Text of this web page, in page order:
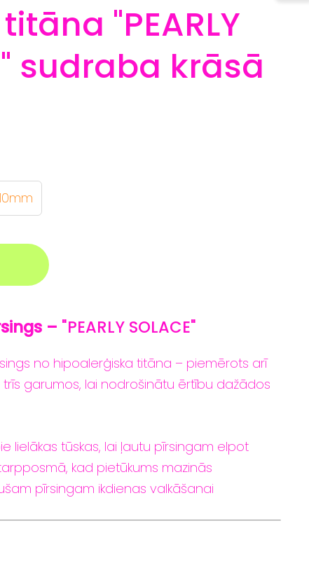
"PEARLY
sudraba krāsā
– "PEARLY SOLACE"
no hipoalerģiska titāna – piemērots arī
trīs garumos, lai nodrošinātu ērtību dažādos
lielākas tūskas, lai ļautu pīrsingam elpot
kad pietūkums mazinās
pīrsingam ikdienas valkāšanai